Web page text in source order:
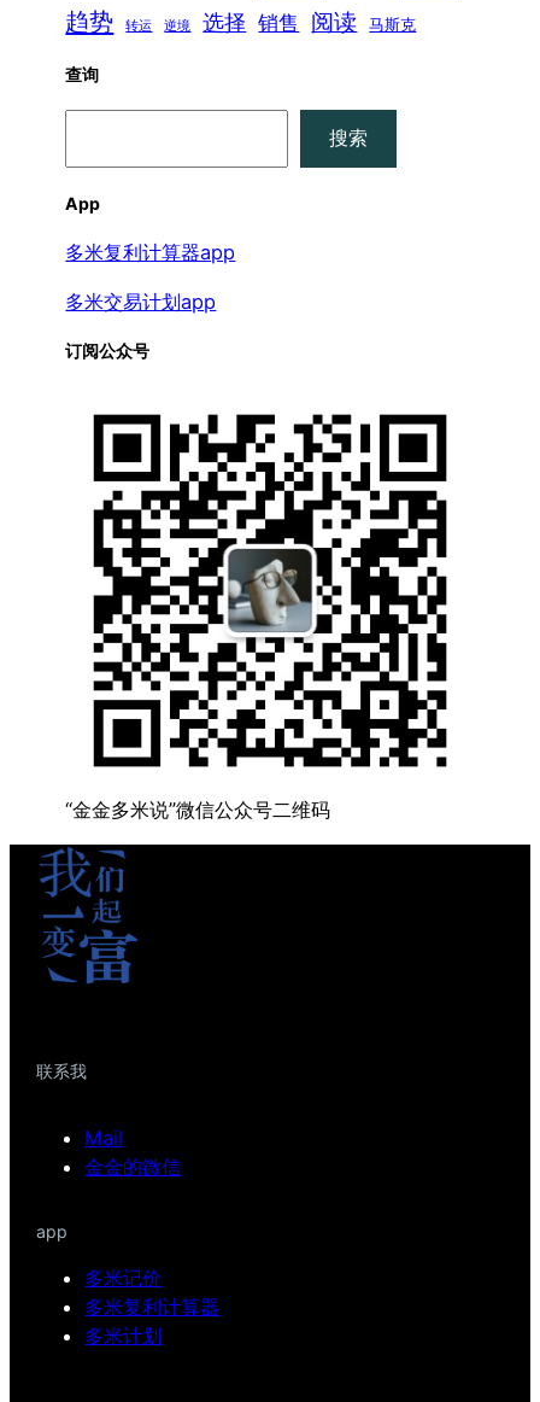
趋势 转运 逆境 选择 销售 阅读 马斯克
查询
搜索
App
多米复利计算器app
多米交易计划app
订阅公众号
“金金多米说”微信公众号二维码
联系我
Mail
金金的微信
app
多米记价
多米复利计算器
多米计划